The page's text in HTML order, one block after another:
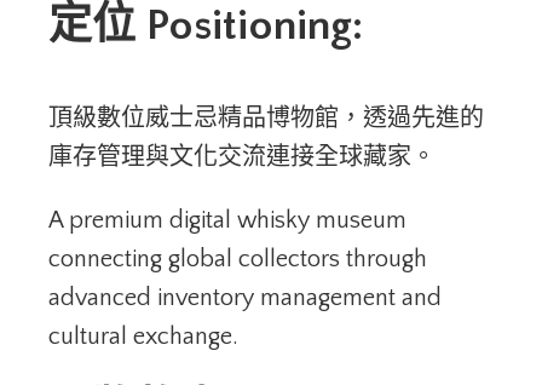
定位 Positioning:
頂級數位威士忌精品博物館，透過先進的
庫存管理與文化交流連接全球藏家。
A premium digital whisky museum
connecting global collectors through
advanced inventory management and
cultural exchange.